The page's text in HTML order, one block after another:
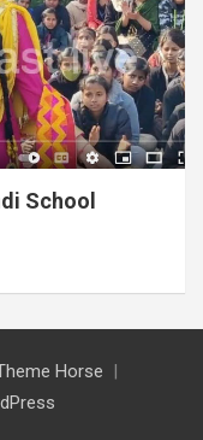
School
Horse